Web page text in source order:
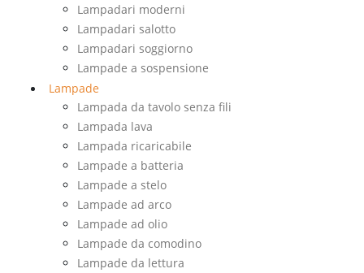
Lampadari moderni
Lampadari salotto
Lampadari soggiorno
Lampade a sospensione
Lampade
Lampada da tavolo senza fili
Lampada lava
Lampada ricaricabile
Lampade a batteria
Lampade a stelo
Lampade ad arco
Lampade ad olio
Lampade da comodino
Lampade da lettura